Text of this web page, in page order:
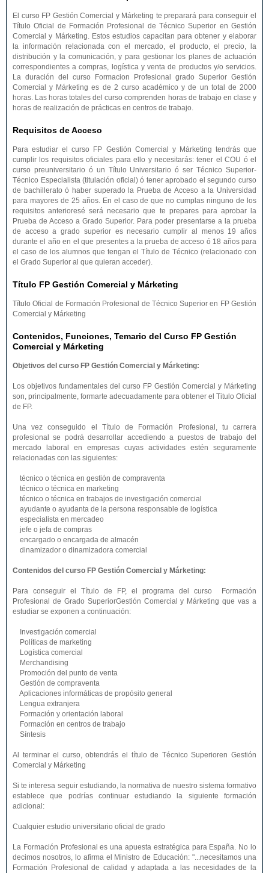
El curso FP Gestión Comercial y Márketing te preparará para conseguir el
Título Oficial de Formación Profesional de Técnico Superior en Gestión
Comercial y Márketing. Estos estudios capacitan para obtener y elaborar
la información relacionada con el mercado, el producto, el precio, la
distribución y la comunicación, y para gestionar los planes de actuación
correspondientes a compras, logística y venta de productos y/o servicios.
La duración del curso Formacion Profesional grado Superior Gestión
Comercial y Márketing es de 2 curso académico y de un total de 2000
horas. Las horas totales del curso comprenden horas de trabajo en clase y
horas de realización de prácticas en centros de trabajo.
Requisitos de Acceso
Para estudiar el curso FP Gestión Comercial y Márketing tendrás que
cumplir los requisitos oficiales para ello y necesitarás: tener el COU ó el
curso preuniversitario ó un Título Universitario ó ser Técnico Superior-
Técnico Especialista (titulación oficial) ó tener aprobado el segundo curso
de bachillerato ó haber superado la Prueba de Acceso a la Universidad
para mayores de 25 años. En el caso de que no cumplas ninguno de los
requisitos anterioresé será necesario que te prepares para aprobar la
Prueba de Acceso a Grado Superior. Para poder presentarse a la prueba
de acceso a grado superior es necesario cumplir al menos 19 años
durante el año en el que presentes a la prueba de acceso ó 18 años para
el caso de los alumnos que tengan el Título de Técnico (relacionado con
el Grado Superior al que quieran acceder).
Título FP Gestión Comercial y Márketing
Título Oficial de Formación Profesional de Técnico Superior en FP Gestión
Comercial y Márketing
Contenidos, Funciones, Temario del Curso FP Gestión
Comercial y Márketing
Objetivos del curso FP Gestión Comercial y Márketing:
Los objetivos fundamentales del curso FP Gestión Comercial y Márketing
son, principalmente, formarte adecuadamente para obtener el Titulo Oficial
de FP.
Una vez conseguido el Título de Formación Profesional, tu carrera
profesional se podrá desarrollar accediendo a puestos de trabajo del
mercado laboral en empresas cuyas actividades estén seguramente
relacionadas con las siguientes:
técnico o técnica en gestión de compraventa
técnico o técnica en marketing
técnico o técnica en trabajos de investigación comercial
ayudante o ayudanta de la persona responsable de logística
especialista en mercadeo
jefe o jefa de compras
encargado o encargada de almacén
dinamizador o dinamizadora comercial
Contenidos del curso FP Gestión Comercial y Márketing:
Para conseguir el Título de FP, el programa del curso Formación
Profesional de Grado SuperiorGestión Comercial y Márketing que vas a
estudiar se exponen a continuación:
Investigación comercial
Políticas de marketing
Logística comercial
Merchandising
Promoción del punto de venta
Gestión de compraventa
Aplicaciones informáticas de propósito general
Lengua extranjera
Formación y orientación laboral
Formación en centros de trabajo
Síntesis
Al terminar el curso, obtendrás el título de Técnico Superioren Gestión
Comercial y Márketing
Si te interesa seguir estudiando, la normativa de nuestro sistema formativo
establece que podrías continuar estudiando la siguiente formación
adicional:
Cualquier estudio universitario oficial de grado
La Formación Profesional es una apuesta estratégica para España. No lo
decimos nosotros, lo afirma el Ministro de Educación: "...necesitamos una
Formación Profesional de calidad y adaptada a las necesidades de la